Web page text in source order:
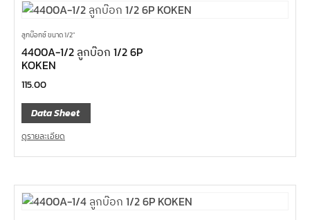
ลูกบ๊อกซ์ ขนาด 1/2"
4400A-1/2 ลูกบ๊อก 1/2 6P
KOKEN
115.00
Data Sheet
ดูรายละเอียด